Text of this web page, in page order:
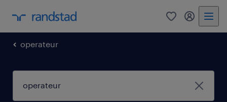
0 mon
operateur